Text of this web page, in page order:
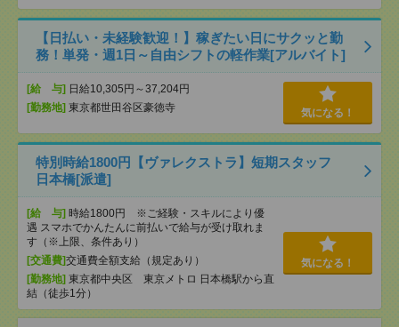
【日払い・未経験歓迎！】稼ぎたい日にサクッと勤
務！単発・週1日～自由シフトの軽作業[アルバイト]
[給 与] 日給10,305円～37,204円
[勤務地] 東京都世田谷区豪徳寺 気になる！
特別時給1800円【ヴァレクストラ】短期スタッフ
日本橋[派遣]
[給 与] 時給1800円 ※ご経験・スキルにより優
遇 スマホでかんたんに前払いで給与が受け取れま
す（※上限、条件あり）
[交通費]交通費全額支給（規定あり）
[勤務地] 東京都中央区 東京メトロ 日本橋駅から直
結（徒歩1分）
気になる！